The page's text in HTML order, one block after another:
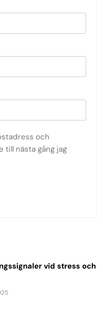
och
till nästa gång jag
vid stress och